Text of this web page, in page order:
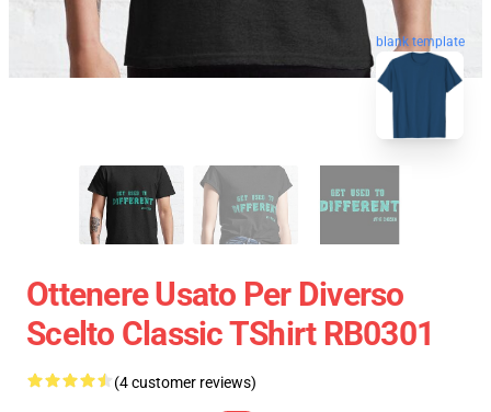
blank template
Ottenere Usato Per Diverso
Scelto Classic TShirt RB0301
(4 customer reviews)